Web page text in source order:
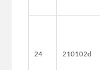
24 210102d